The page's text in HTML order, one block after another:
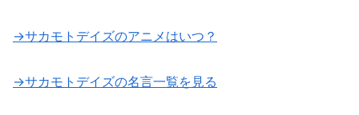
→サカモトデイズのアニメはいつ？
→サカモトデイズの名言一覧を見る